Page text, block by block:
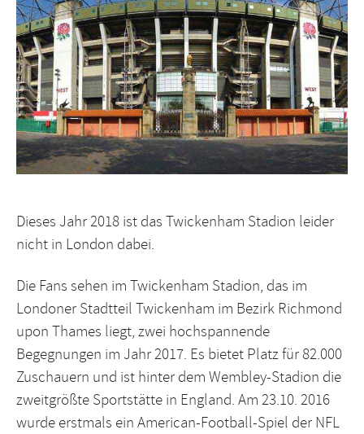
Dieses Jahr 2018 ist das Twickenham Stadion leider
nicht in London dabei.
Die Fans sehen im Twickenham Stadion, das im
Londoner Stadtteil Twickenham im Bezirk Richmond
upon Thames liegt, zwei hochspannende
Begegnungen im Jahr 2017. Es bietet Platz für 82.000
Zuschauern und ist hinter dem Wembley-Stadion die
zweitgrößte Sportstätte in England. Am 23.10. 2016
wurde erstmals ein American-Football-Spiel der NFL